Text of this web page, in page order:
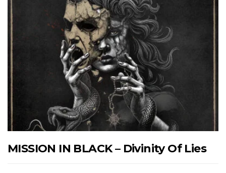
MISSION IN BLACK – Divinity Of Lies